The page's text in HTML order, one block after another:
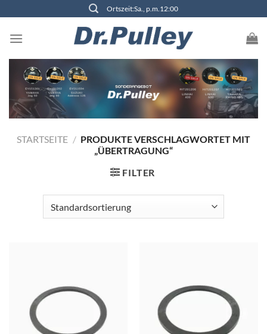
springen
Ortszeit:Sa., p.m.12:00
STARTSEITE / PRODUKTE VERSCHLAGWORTET MIT
„ÜBERTRAGUNG“
FILTER